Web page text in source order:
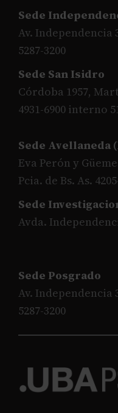
Sede
Av. Independencia
5287-3200
Sede San Isidro
Córdoba 1957,
4931-6900 interno
Sede Avellaneda
Eva Perón y
Pcia. de Bs. As.
Sede
Avda.
Sede Posgrado
Av. Independencia
5287-3200